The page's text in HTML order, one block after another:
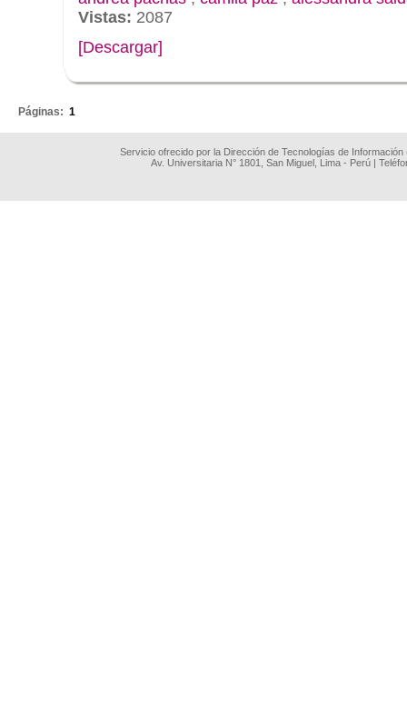
Vistas: 2087
[Descargar]
Páginas: 1
Servicio ofrecido por la Dirección de Tecnologías de
Av. Universitaria N° 1801, San Miguel, Lima - Perú |